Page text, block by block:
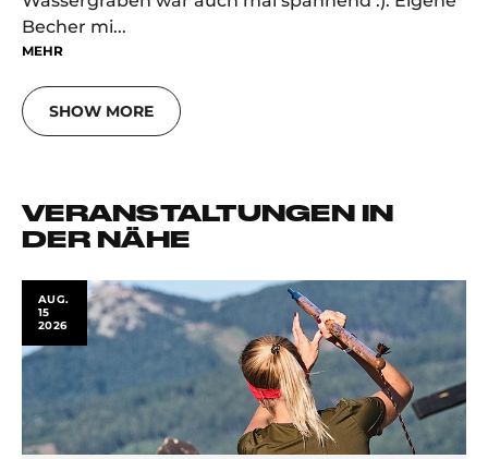
Becher mi...
MEHR
SHOW MORE
VERANSTALTUNGEN IN
DER NÄHE
AUG.
15
2026